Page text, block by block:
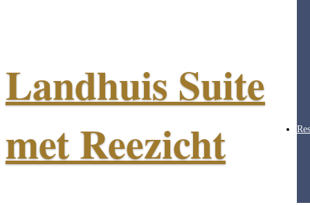
Landhuis Suite
met Reezicht